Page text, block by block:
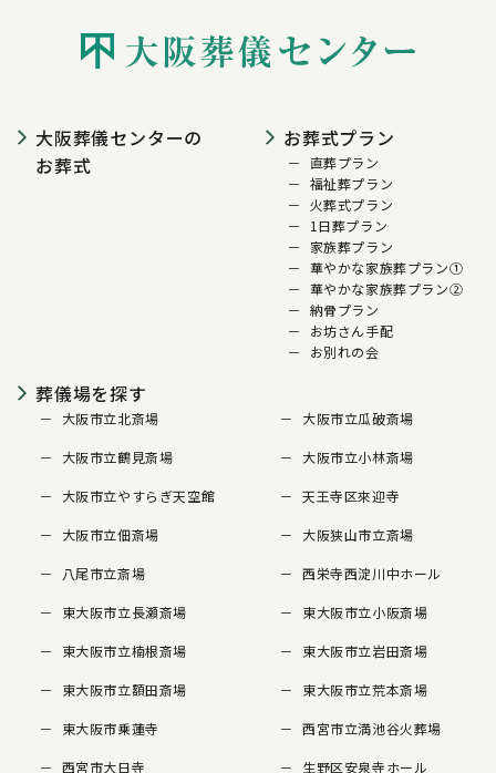
大阪葬儀センターの
お葬式
お葬式プラン
直葬プラン
福祉葬プラン
火葬式プラン
1日葬プラン
家族葬プラン
華やかな家族葬プラン①
華やかな家族葬プラン②
納骨プラン
お坊さん手配
お別れの会
葬儀場を探す
大阪市立北斎場 大阪市立瓜破斎場
大阪市立鶴見斎場 大阪市立小林斎場
大阪市立やすらぎ天空館 天王寺区來迎寺
大阪市立佃斎場 大阪狭山市立斎場
八尾市立斎場 西栄寺西淀川中ホール
東大阪市立長瀬斎場 東大阪市立小阪斎場
東大阪市立楠根斎場 東大阪市立岩田斎場
東大阪市立額田斎場 東大阪市立荒本斎場
東大阪市乗蓮寺 西宮市立満池谷火葬場
西宮市大日寺 生野区安泉寺ホール